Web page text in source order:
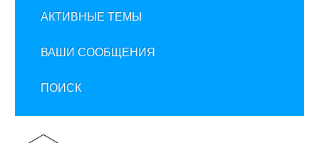
АКТИВНЫЕ ТЕМЫ
ВАШИ СООБЩЕНИЯ
ПОИСК